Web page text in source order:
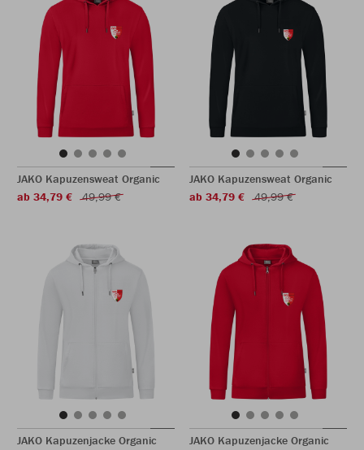
JAKO Kapuzensweat Organic
ab 34,79 €
49,99 €
JAKO Kapuzensweat Organic
ab 34,79 €
49,99 €
JAKO Kapuzenjacke Organic
JAKO Kapuzenjacke Organic